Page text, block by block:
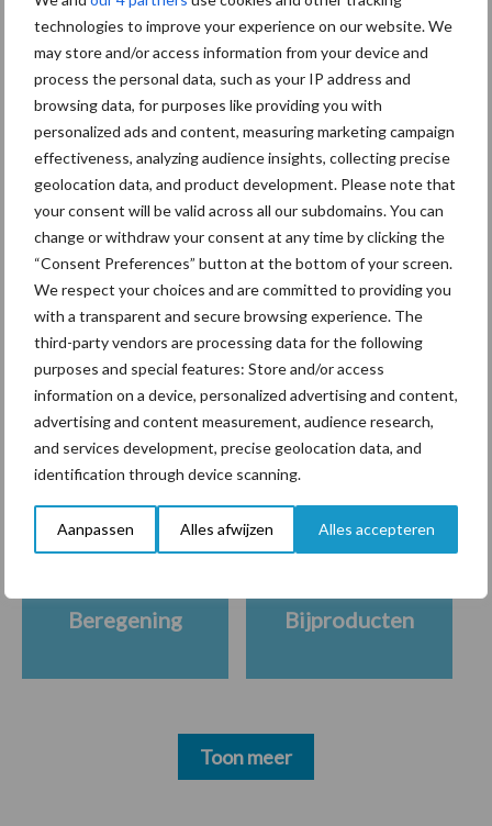
technologies to improve your experience on our website. We
may store and/or access information from your device and
process the personal data, such as your IP address and
browsing data, for purposes like providing you with
personalized ads and content, measuring marketing campaign
effectiveness, analyzing audience insights, collecting precise
geolocation data, and product development. Please note that
your consent will be valid across all our subdomains. You can
change or withdraw your consent at any time by clicking the
“Consent Preferences” button at the bottom of your screen.
We respect your choices and are committed to providing you
with a transparent and secure browsing experience. The
third-party vendors are processing data for the following
purposes and special features: Store and/or access
information on a device, personalized advertising and content,
advertising and content measurement, audience research,
and services development, precise geolocation data, and
identification through device scanning.
Aanpassen Alles afwijzen Alles accepteren
geopolitiek houden handel
in de greep
De speenhuid: een vaak
onderschatte risicofactor
voor mastitis
ForFarmers ziet volume en
marktaandeel groeien in
krimpende Nederlandse
markt
Themapagina's
Diergezondheid Bemesting
Beregening Bijproducten
Toon meer